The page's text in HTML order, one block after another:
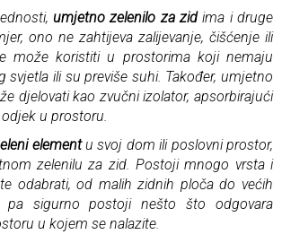
umjetno zelenilo za zidima i druge
ono ne zahtijeva zalijevanje, čišćenje ili
može koristiti u prostorima koji nemaju
svjetla ili su previše suhi. Također, umjetno
djelovati kao zvučni izolator, apsorbirajući
u prostoru.
elementu svoj dom ili poslovni prostor,
zelenilu za zid. Postoji mnogo vrsta i
odabrati, od malih zidnih ploča do većih
pa sigurno postoji nešto što odgovara
u kojem se nalazite.